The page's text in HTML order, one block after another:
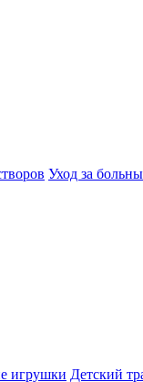
Уход за
игрушки Детский